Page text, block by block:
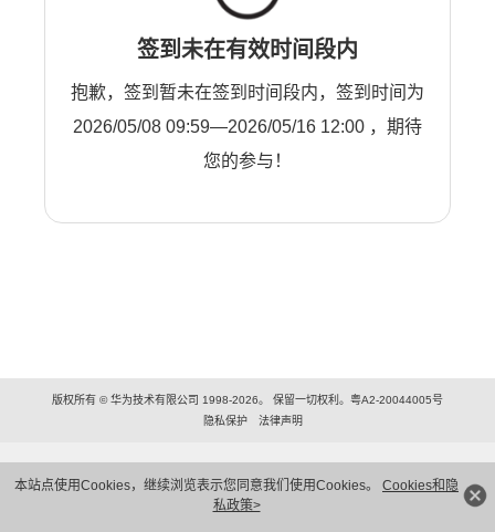
本站点使用Cookies，继续浏览表示您同意我们使用Cookies。 Cookies和隐
私政策>
签到未在有效时间段内
抱歉，签到暂未在签到时间段内，签到时间为
2026/05/08 09:59—2026/05/16 12:00 ，期待
您的参与！
版权所有 © 华为技术有限公司 1998-2026。 保留一切权利。粤A2-20044005号
隐私保护
法律声明